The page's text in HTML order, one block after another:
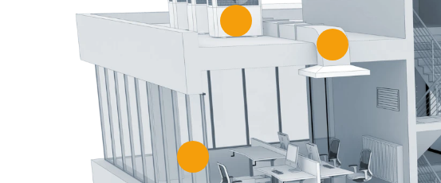
flux
Descoperiți umiditatea de
riscul de apariție a